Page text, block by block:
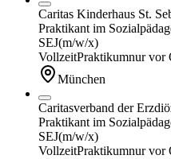
Caritas Kinderhaus St.
Praktikant im
SEJ(m/w/x)
VollzeitPraktikumnur vor
München
Caritasverband der
Praktikant im
SEJ(m/w/x)
VollzeitPraktikumnur vor